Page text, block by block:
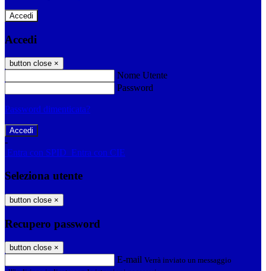
Accedi
Accedi
button close ×
Nome Utente
Password
Password dimenticata?
-
Entra con SPID Entra con CIE
Seleziona utente
button close ×
Recupero password
button close ×
E-mail Verrà inviato un messaggio